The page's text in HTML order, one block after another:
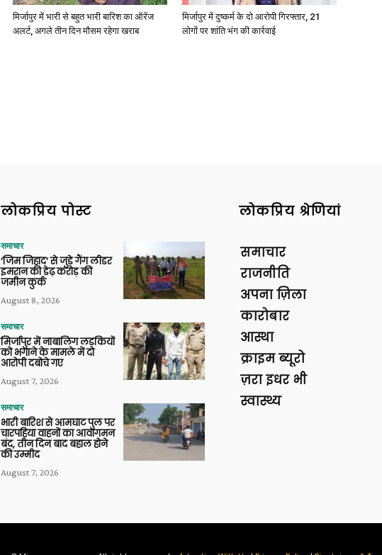
News
मिर्जापुर में भारी से बहुत भारी बारिश का ऑरेंज
अलर्ट, अगले तीन दिन मौसम रहेगा खराब
मिर्जापुर में दुष्कर्म के दो आरोपी गिरफ्तार, 21
लोगों पर शांति भंग की कार्रवाई
लोकप्रिय पोस्ट
समाचार
‘जिम जिहाद’ से जुड़े गैंग लीडर
इमरान की डेढ़ करोड़ की
जमीन कुर्क
August 8, 2026
समाचार
मिर्जापुर में नाबालिग लड़कियों
को भगाने के मामले में दो
आरोपी दबोचे गए
August 7, 2026
समाचार
भारी बारिश से आमघाट पुल पर
चारपहिया वाहनों का आवागमन
बंद, तीन दिन बाद बहाल होने
की उम्मीद
August 7, 2026
लोकप्रिय श्रेणियां
समाचार
राजनीति
अपना ज़िला
कारोबार
आस्था
क्राइम ब्यूरो
ज़रा इधर भी
स्वास्थ्य